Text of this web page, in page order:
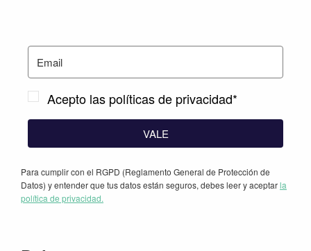
Acepto las políticas de privacidad*
VALE
Para cumplir con el RGPD (Reglamento General de Protección de
Datos) y entender que tus datos están seguros, debes leer y aceptarla
política de privacidad.